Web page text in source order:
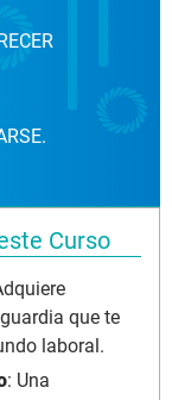
Curso
que te
laboral.
: Una